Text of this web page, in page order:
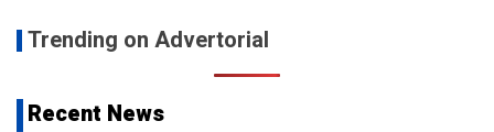
Trending on Advertorial
Recent News